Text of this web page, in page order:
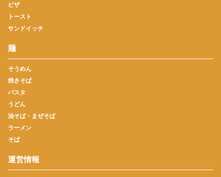
ピザ
トースト
サンドイッチ
麺
そうめん
焼きそば
パスタ
うどん
油そば・まぜそば
ラーメン
そば
運営情報